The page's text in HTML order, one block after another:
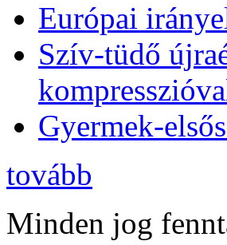
Európai
Szív-tüdő
Gyermek-
tovább
Minden jog